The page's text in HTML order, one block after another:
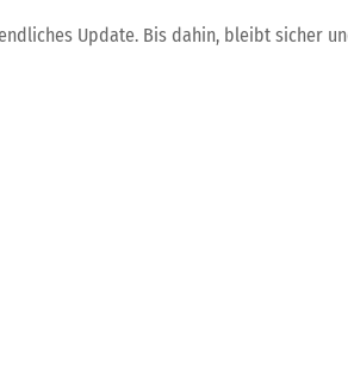
Update. Bis dahin, bleibt sicher